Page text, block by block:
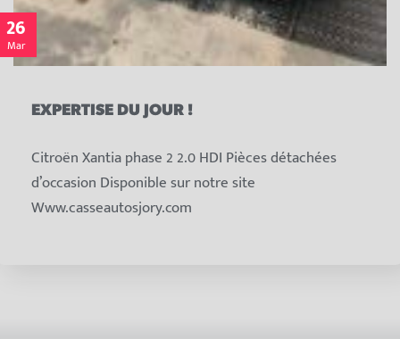
26
Mar
EXPERTISE DU JOUR !
Citroën Xantia phase 2 2.0 HDI Pièces détachées
d’occasion Disponible sur notre site
Www.casseautosjory.com